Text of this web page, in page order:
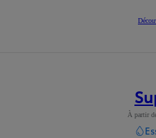
À partir